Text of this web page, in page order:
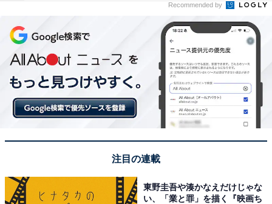
Recommended by
注目の連載
東野圭吾や湊かなえだけじゃな
い、「業と罪」を描く『映画ち